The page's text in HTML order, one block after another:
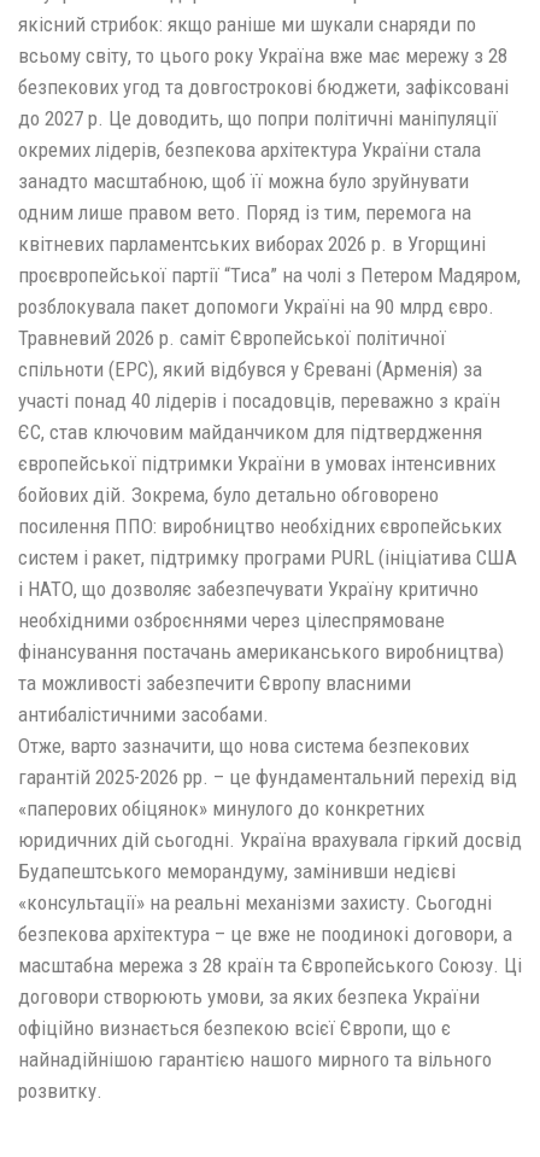
якісний стрибок: якщо раніше ми шукали снаряди по
всьому світу, то цього року Україна вже має мережу з 28
безпекових угод та довгострокові бюджети, зафіксовані
до 2027 р. Це доводить, що попри політичні маніпуляції
окремих лідерів, безпекова архітектура України стала
занадто масштабною, щоб її можна було зруйнувати
одним лише правом вето. Поряд із тим, перемога на
квітневих парламентських виборах 2026 р. в Угорщині
проєвропейської партії “Тиса” на чолі з Петером Мадяром,
розблокувала пакет допомоги Україні на 90 млрд євро.
Травневий 2026 р. саміт Європейської політичної
спільноти (EPC), який відбувся у Єревані (Арменія) за
участі понад 40 лідерів і посадовців, переважно з країн
ЄС, став ключовим майданчиком для підтвердження
європейської підтримки України в умовах інтенсивних
бойових дій. Зокрема, було детально обговорено
посилення ППО: виробництво необхідних європейських
систем і ракет, підтримку програми PURL (ініціатива США
і НАТО, що дозволяє забезпечувати Україну критично
необхідними озброєннями через цілеспрямоване
фінансування постачань американського виробництва)
та можливості забезпечити Європу власними
антибалістичними засобами.
Отже, варто зазначити, що нова система безпекових
гарантій 2025-2026 рр. – це фундаментальний перехід від
«паперових обіцянок» минулого до конкретних
юридичних дій сьогодні. Україна врахувала гіркий досвід
Будапештського меморандуму, замінивши недієві
«консультації» на реальні механізми захисту. Сьогодні
безпекова архітектура – це вже не поодинокі договори, а
масштабна мережа з 28 країн та Європейського Союзу. Ці
договори створюють умови, за яких безпека України
офіційно визнається безпекою всієї Європи, що є
найнадійнішою гарантією нашого мирного та вільного
розвитку.